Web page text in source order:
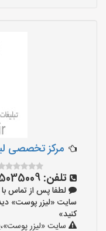
مرکز تخصصی
تلفن:
لطفا پس از تماس
کنید»
سایت «لیزر